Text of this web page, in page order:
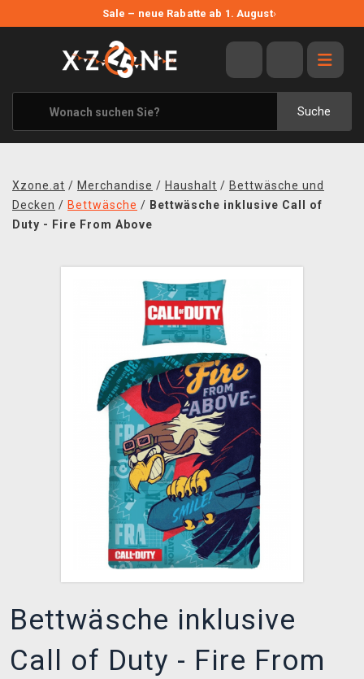
Sale – neue Rabatte ab 1. August›
Suche
ANGEBOTE
ALLE MARKEN
XZONE ORIGINALS
KLEIDUNG & ACCESSOIRES
BÜCHER & COMICS
XZONE CLUB
Xzone.at / Merchandise / Haushalt / Bettwäsche und
Decken / Bettwäsche / Bettwäsche inklusive Call of
Duty - Fire From Above
Bettwäsche inklusive
Call of Duty - Fire From